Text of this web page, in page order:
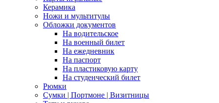
Керамика
Ножи и мультитулы
Обложки документов
На водительское
На военный билет
На ежедневник
На паспорт
На пластиковую карту
На студенческий билет
Рюмки
Сумки | Портмоне | Визитницы